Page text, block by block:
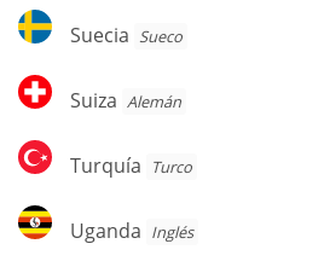
Suecia
Suecia Sueco
Suiza
Suiza Alemán
Turquía
Turquía Turco
Uganda
Uganda Inglés